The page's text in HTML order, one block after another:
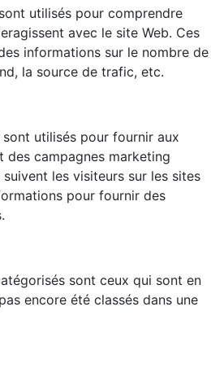
utilisés pour comprendre
avec le site Web. Ces
informations sur le nombre de
la source de trafic, etc.
utilisés pour fournir aux
campagnes marketing
les visiteurs sur les sites
pour fournir des
sont ceux qui sont en
encore été classés dans une